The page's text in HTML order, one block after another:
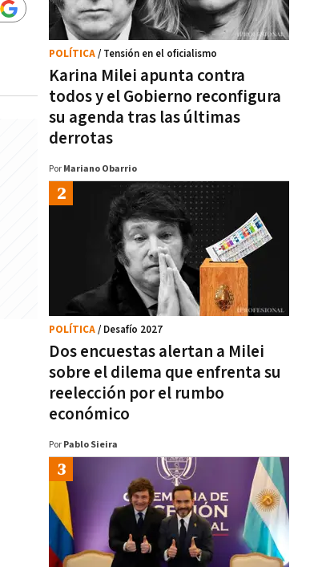
Karina Milei apunta contra
todos y el Gobierno reconfigura
su agenda tras las últimas
derrotas
POLÍTICA/ Tensión en el oficialismo
Por Mariano Obarrio
Dos encuestas alertan a Milei
sobre el dilema que enfrenta su
reelección por el rumbo
económico
POLÍTICA/ Desafío 2027
Por Pablo Sieira